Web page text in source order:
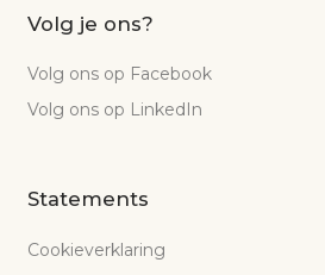
Volg je ons?
Volg ons op Facebook
Volg ons op LinkedIn
Statements
Cookieverklaring